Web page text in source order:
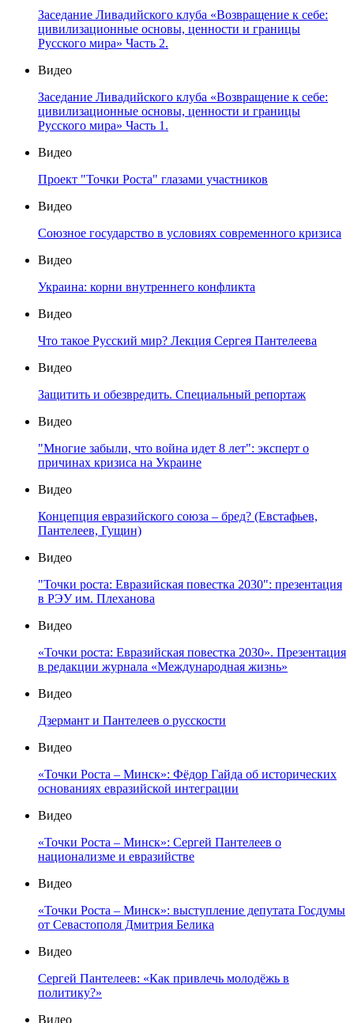
Заседание Ливадийского клуба «Возвращение к себе:
цивилизационные основы, ценности и границы
Русского мира» Часть 2.
Видео
Заседание Ливадийского клуба «Возвращение к себе:
цивилизационные основы, ценности и границы
Русского мира» Часть 1.
Видео
Проект "Точки Роста" глазами участников
Видео
Союзное государство в условиях современного кризиса
Видео
Украина: корни внутреннего конфликта
Видео
Что такое Русский мир? Лекция Сергея Пантелеева
Видео
Защитить и обезвредить. Специальный репортаж
Видео
"Многие забыли, что война идет 8 лет": эксперт о
причинах кризиса на Украине
Видео
Концепция евразийского союза – бред? (Евстафьев,
Пантелеев, Гущин)
Видео
"Точки роста: Евразийская повестка 2030": презентация
в РЭУ им. Плеханова
Видео
«Точки роста: Евразийская повестка 2030». Презентация
в редакции журнала «Международная жизнь»
Видео
Дзермант и Пантелеев о русскости
Видео
«Точки Роста – Минск»: Фёдор Гайда об исторических
основаниях евразийской интеграции
Видео
«Точки Роста – Минск»: Сергей Пантелеев о
национализме и евразийстве
Видео
«Точки Роста – Минск»: выступление депутата Госдумы
от Севастополя Дмитрия Белика
Видео
Сергей Пантелеев: «Как привлечь молодёжь в
политику?»
Видео